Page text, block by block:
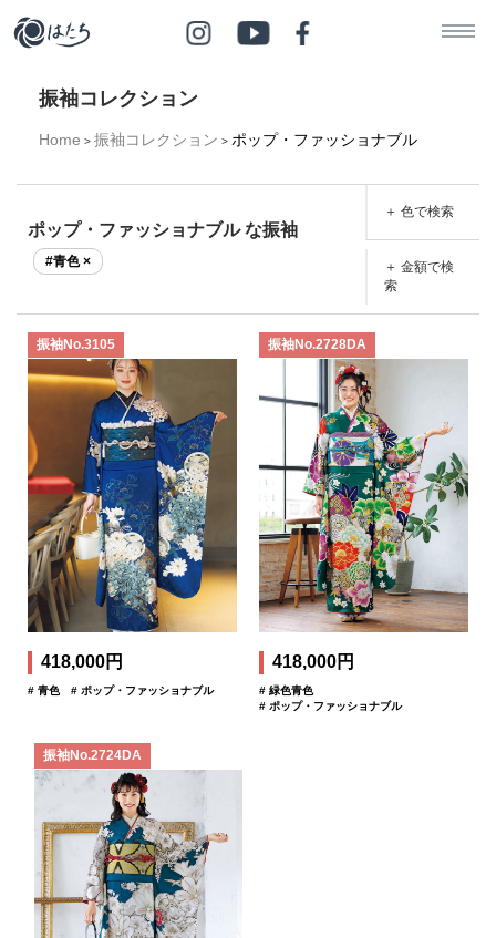
振袖コレクション
Home > 振袖コレクション > ポップ・ファッショナブル
ポップ・ファッショナブル な振袖
#青色 ×
＋ 色で検索
＋ 金額で検
索
振袖No.3105
418,000円
# 青色 # ポップ・ファッショナブル
振袖No.2728DA
418,000円
# 緑色青色
# ポップ・ファッショナブル
振袖No.2724DA